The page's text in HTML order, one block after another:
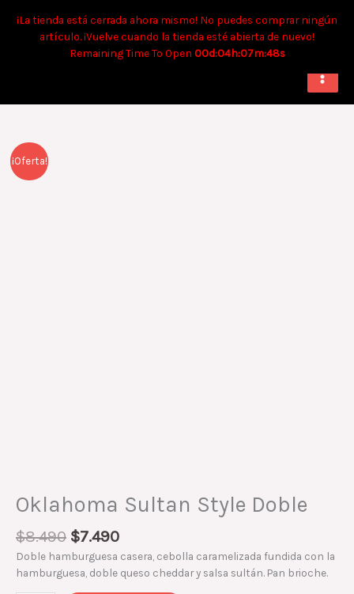
¡La tienda está cerrada ahora mismo! No puedes comprar ningún
artículo. ¡Vuelve cuando la tienda esté abierta de nuevo!
Remaining Time To Open 00d:04h:07m:48s
Tiempo aproximado para envíos a domicilio: 90 min. Para retiro:
40 min.
contenido
¡Oferta!
Oklahoma Sultan Style Doble
$8.490 $7.490
Doble hamburguesa casera, cebolla caramelizada fundida con la
hamburguesa, doble queso cheddar y salsa sultán. Pan brioche.
Oklahoma
Sultan